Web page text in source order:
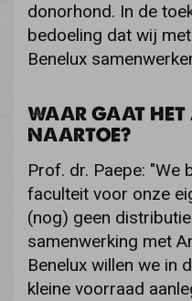
donorhond. In de
bedoeling dat wij
Benelux
WAAR GAAT HET
NAARTOE?
Prof. dr. Paepe: "We
faculteit voor onze
(nog) geen
samenwerking met
Benelux willen we in
kleine voorraad